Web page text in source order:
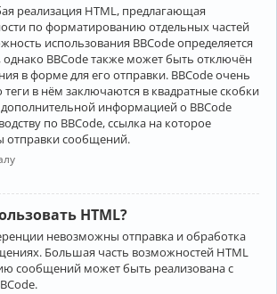
реализация HTML, предлагающая
по форматированию отдельных частей
использования BBCode определяется
BBCode также может быть отключён
в форме для его отправки. BBCode очень
в нём заключаются в квадратные скобки
дополнительной информацией о BBCode
по BBCode, ссылка на которое
отправки сообщений.
HTML?
невозможны отправка и обработка
Большая часть возможностей HTML
сообщений может быть реализована с